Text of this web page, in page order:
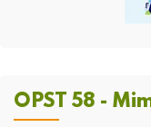
OPST 58 -